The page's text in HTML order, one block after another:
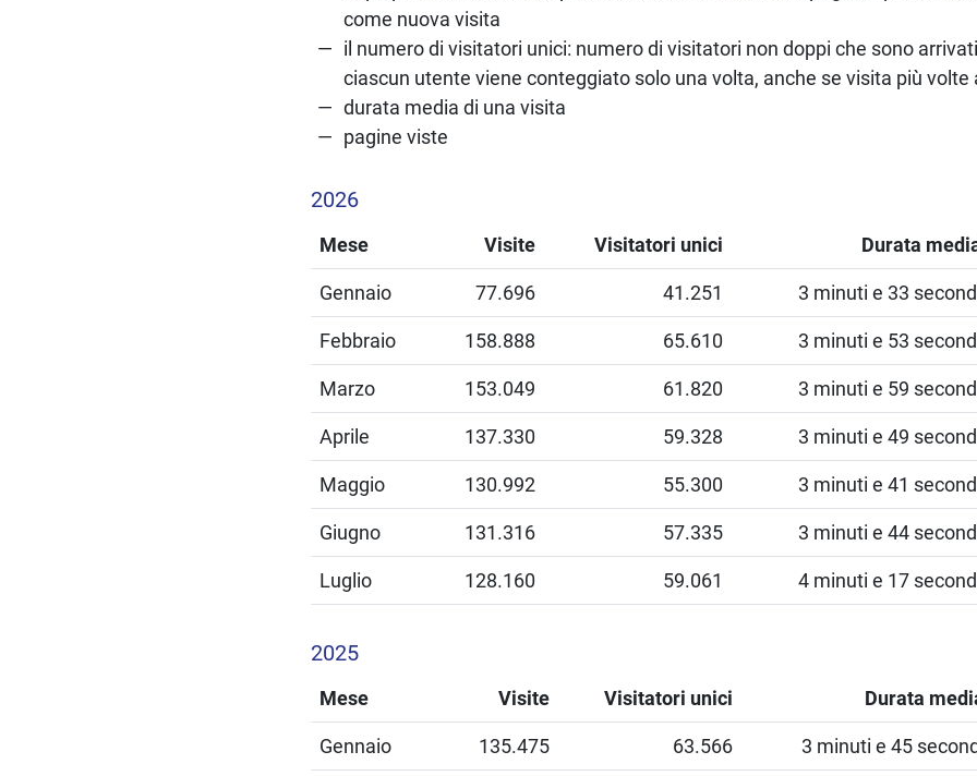
come nuova visita
il numero di visitatori unici: numero di visitatori non doppi che sono
ciascun utente viene conteggiato solo una volta, anche se visita più volte
durata media di una visita
pagine viste
2026
Mese Visite Visitatori unici Durata
Gennaio 77.696 41.251 3 minuti e 33
Febbraio 158.888 65.610 3 minuti e 53
Marzo 153.049 61.820 3 minuti e 59
Aprile 137.330 59.328 3 minuti e 49
Maggio 130.992 55.300 3 minuti e 41
Giugno 131.316 57.335 3 minuti e 44
Luglio 128.160 59.061 4 minuti e 17
2025
Mese Visite Visitatori unici Durata
Gennaio 135.475 63.566 3 minuti e 45